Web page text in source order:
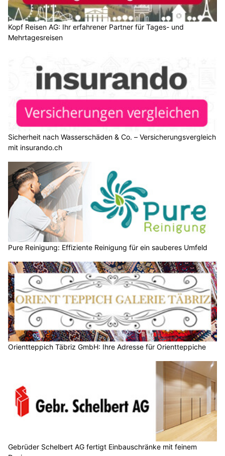
Kopf Reisen AG: Ihr erfahrener Partner für Tages- und
Mehrtagesreisen
Sicherheit nach Wasserschäden & Co. – Versicherungsvergleich
mit insurando.ch
Pure Reinigung: Effiziente Reinigung für ein sauberes Umfeld
Orientteppich Täbriz GmbH: Ihre Adresse für Orientteppiche
Gebrüder Schelbert AG fertigt Einbauschränke mit feinem